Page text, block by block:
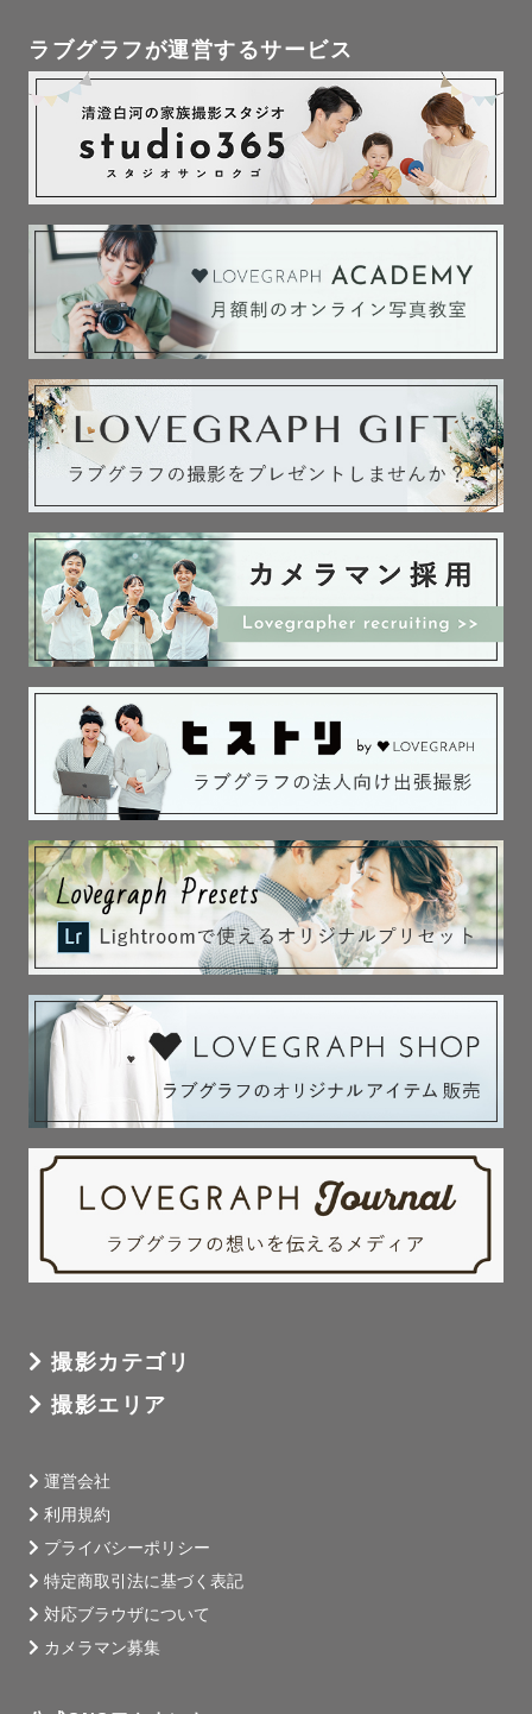
ラブグラフが運営するサービス
撮影カテゴリ
撮影エリア
運営会社
利用規約
プライバシーポリシー
特定商取引法に基づく表記
対応ブラウザについて
カメラマン募集